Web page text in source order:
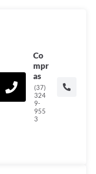
Co
mpr
as
(37)
324
9-
955
3